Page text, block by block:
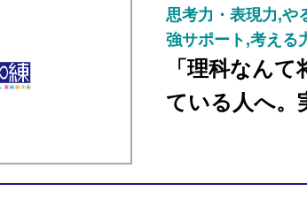
思考力・表現力,や
強サポート,考える
「理科なん
ている人へ。